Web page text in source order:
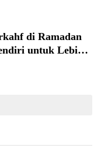
di Ramadan
untuk Lebih